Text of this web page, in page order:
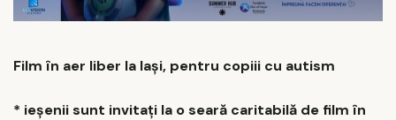
Film în aer liber la Iași, pentru copiii cu autism
* ieșenii sunt invitați la o seară caritabilă de film în